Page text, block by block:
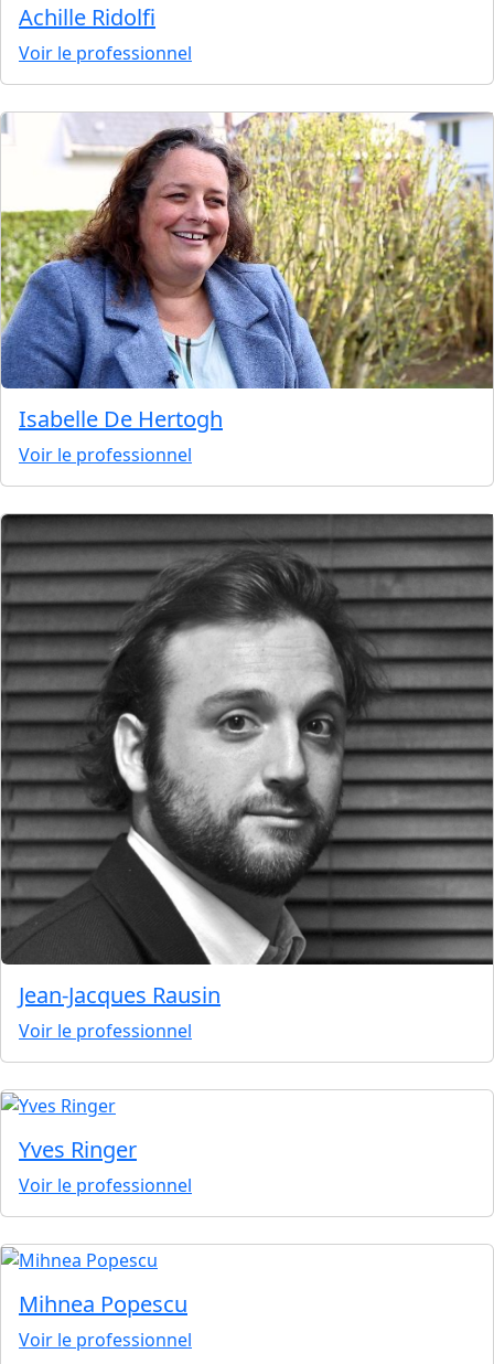
Achille Ridolfi
Voir le professionnel
Isabelle De Hertogh
Voir le professionnel
Jean-Jacques Rausin
Voir le professionnel
Yves Ringer
Voir le professionnel
Mihnea Popescu
Voir le professionnel